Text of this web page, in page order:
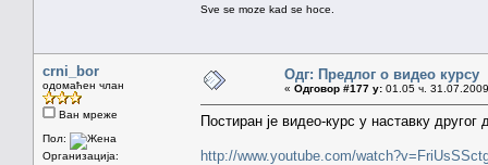
Sve se moze kad se hoce.
crni_bor
одомаћен члан
Ван мреже
Пол:
Организација:
Одг: Предлог о видео курсу
« Одговор #177 у: 01.05 ч.
Постиран је видео-курс у наставку другог
http://www.youtube.com/